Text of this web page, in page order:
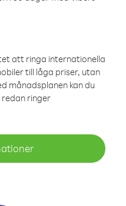
att ringa internationella
till låga priser, utan
månadsplanen kan du
ringer